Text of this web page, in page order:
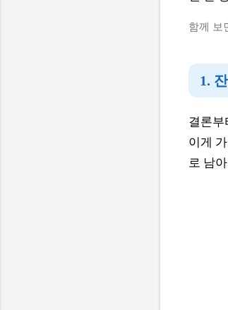
함께 보
1.
결론부
이게
로 남